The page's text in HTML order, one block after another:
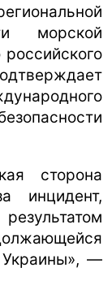
морской
сторона
инцидент,
Украины», —